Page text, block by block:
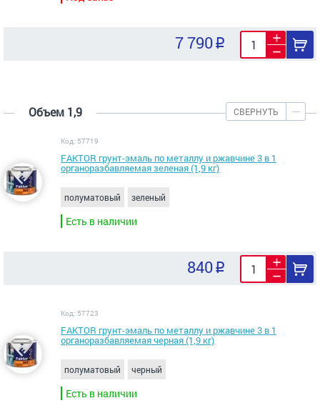
7 790
Объем 1,9 СВЕРНУТЬ
Код: 57719
FAKTOR грунт-эмаль по металлу и ржавчине 3 в 1
органоразбавляемая зеленая (1,9 кг)
полуматовый зеленый
Есть в наличии
840
Код: 57723
FAKTOR грунт-эмаль по металлу и ржавчине 3 в 1
органоразбавляемая черная (1,9 кг)
полуматовый черный
Есть в наличии